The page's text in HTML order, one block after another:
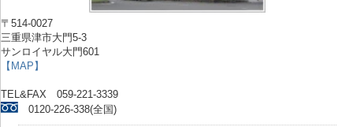
〒514-0027
三重県津市大門5-3
サンロイヤル大門601
【MAP】
TEL&FAX 059-221-3339
0120-226-338(全国)